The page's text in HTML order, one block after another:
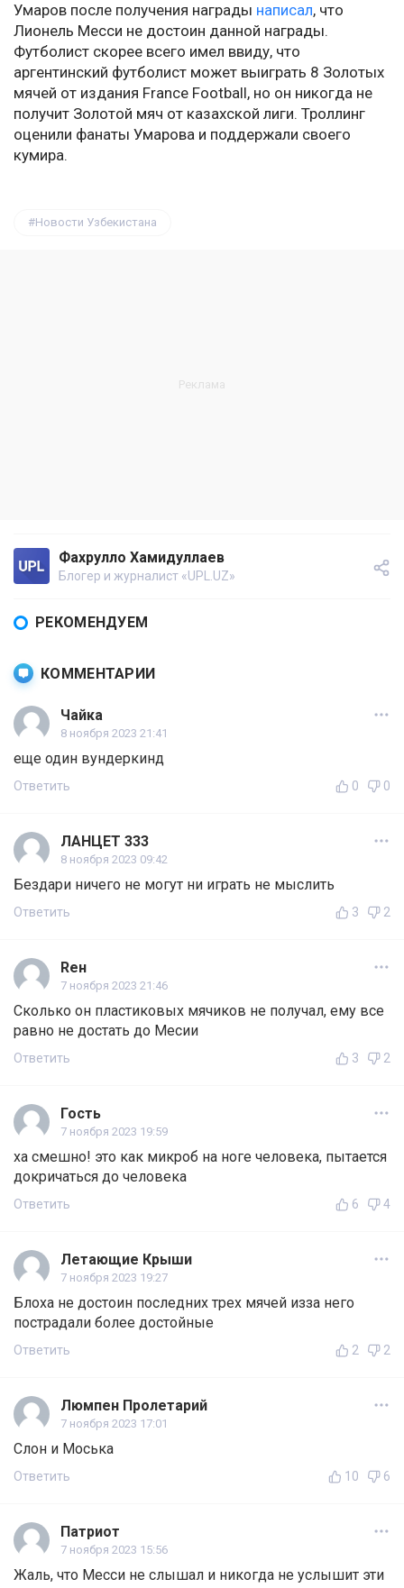
Умаров после получения награды написал, что
Лионель Месси не достоин данной награды.
Футболист скорее всего имел ввиду, что
аргентинский футболист может выиграть 8 Золотых
мячей от издания France Football, но он никогда не
получит Золотой мяч от казахской лиги. Троллинг
оценили фанаты Умарова и поддержали своего
кумира.
Новости Узбекистана
Фахрулло Хамидуллаев
Блогер и журналист «UPL.UZ»
РЕКОМЕНДУЕМ
КОММЕНТАРИИ
Чайка
8 ноября 2023 21:41
еще один вундеркинд
Ответить 0 0
ЛАНЦЕТ 333
8 ноября 2023 09:42
Бездари ничего не могут ни играть не мыслить
Ответить 3 2
Rен
7 ноября 2023 21:46
Сколько он пластиковых мячиков не получал, ему все
равно не достать до Месии
Ответить 3 2
Гость
7 ноября 2023 19:59
ха смешно! это как микроб на ноге человека, пытается
докричаться до человека
Ответить 6 4
Летающие Крыши
7 ноября 2023 19:27
Блоха не достоин последних трех мячей изза него
пострадали более достойные
Ответить 2 2
Люмпен Пролетарий
7 ноября 2023 17:01
Слон и Моська
Ответить 10 6
Патриот
7 ноября 2023 15:56
Жаль, что Месси не слышал и никогда не услышит эти